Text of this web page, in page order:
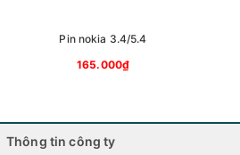
Hãy liên hệ với chúng tôi ngay hôm
Pin nokia 3.4/5.4
165.000₫
Thông tin công ty